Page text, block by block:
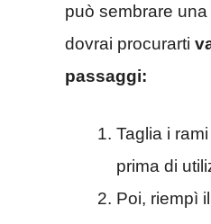
può sembrare
dovrai procurarti
passaggi:
Taglia i
prima di
Poi, riempì